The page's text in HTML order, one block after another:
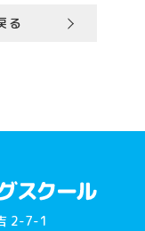
る
2-7-1